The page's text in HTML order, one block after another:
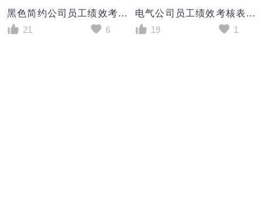
黑色简约公司员工绩效考核表excel模版
21
6
电气公司员工绩效考核表excel模板
19
1